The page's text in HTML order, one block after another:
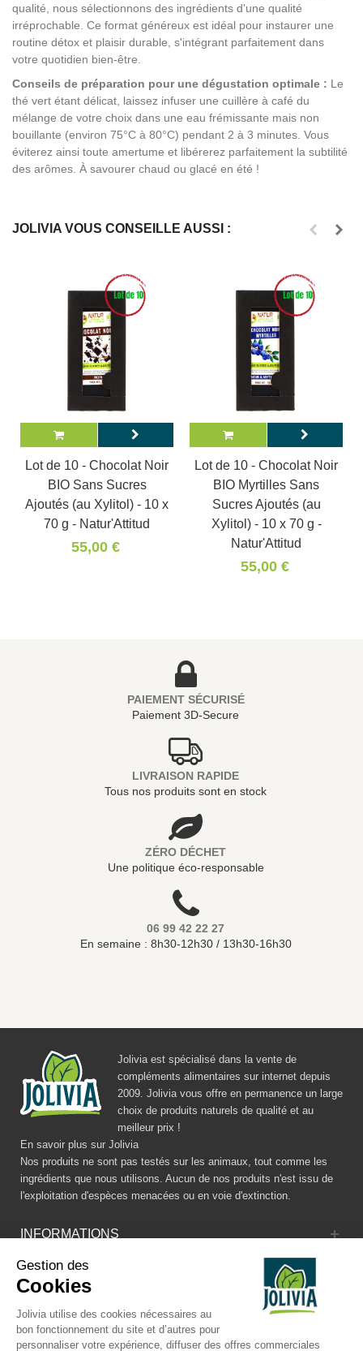
qualité, nous sélectionnons des ingrédients d'une qualité
irréprochable. Ce format généreux est idéal pour instaurer une
routine détox et plaisir durable, s'intégrant parfaitement dans
votre quotidien bien-être.
Conseils de préparation pour une dégustation optimale : Le
thé vert étant délicat, laissez infuser une cuillère à café du
mélange de votre choix dans une eau frémissante mais non
bouillante (environ 75°C à 80°C) pendant 2 à 3 minutes. Vous
éviterez ainsi toute amertume et libérerez parfaitement la subtilité
des arômes. À savourer chaud ou glacé en été !
JOLIVIA VOUS CONSEILLE AUSSI :
Lot de 10 - Chocolat Noir
BIO Sans Sucres
Ajoutés (au Xylitol) - 10 x
70 g - Natur'Attitud
55,00 €
Lot de 10 - Chocolat Noir
BIO Myrtilles Sans
Sucres Ajoutés (au
Xylitol) - 10 x 70 g -
Natur'Attitud
55,00 €
PAIEMENT SÉCURISÉ
Paiement 3D-Secure
LIVRAISON RAPIDE
Tous nos produits sont en stock
ZÉRO DÉCHET
Une politique éco-responsable
06 99 42 22 27
En semaine : 8h30-12h30 / 13h30-16h30
Jolivia est spécialisé dans la vente de
compléments alimentaires sur internet depuis
2009. Jolivia vous offre en permanence un large
choix de produits naturels de qualité et au
meilleur prix !
En savoir plus sur Jolivia
Nos produits ne sont pas testés sur les animaux, tout comme les
ingrédients que nous utilisons. Aucun de nos produits n'est issu de
l'exploitation d'espèces menacées ou en voie d'extinction.
INFORMATIONS
CATALOGUE
RÉSEAUX SOCIAUX
Gestion des
Cookies
Jolivia utilise des cookies nécessaires au
bon fonctionnement du site et d’autres pour
personnaliser votre expérience, diffuser des offres commerciales